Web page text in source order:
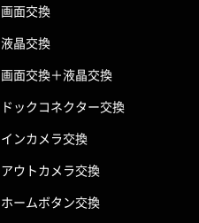
画面交換
液晶交換
画面交換＋液晶交換
ドックコネクター交換
インカメラ交換
アウトカメラ交換
ホームボタン交換